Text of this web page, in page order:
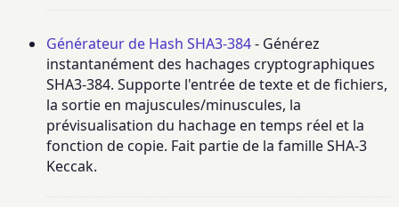
Générateur de Hash SHA3-384- Générez
instantanément des hachages cryptographiques
SHA3-384. Supporte l'entrée de texte et de fichiers,
la sortie en majuscules/minuscules, la
prévisualisation du hachage en temps réel et la
fonction de copie. Fait partie de la famille SHA-3
Keccak.